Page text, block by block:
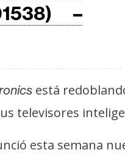
–
está
televisores
esta semana